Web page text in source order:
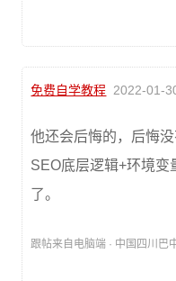
免费自学教程 2022-01-
他还会后悔的，后悔
SEO底层逻辑+环境变
了。
跟帖来自电脑端 · 中国四川巴